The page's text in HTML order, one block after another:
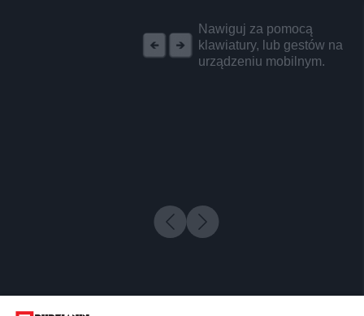
Nawiguj za pomocą
klawiatury, lub gestów na
urządzeniu mobilnym.